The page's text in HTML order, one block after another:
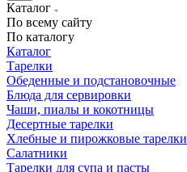
Каталог
По всему сайту
По каталогу
Каталог
Тарелки
Обеденные и подстановочные
Блюда для сервировки
Чаши, пиалы и кокотницы
Десертные тарелки
Хлебные и пирожковые тарелки
Салатники
Тарелки для супа и пасты